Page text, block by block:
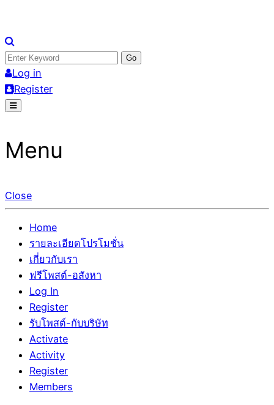
Skip
to
content
อสังหาโพสต์ รีวิวเยอะ รับจ้างโพสต์ขายบ้าน รับจ้างโพสต์อสัง
หา แตกต่างอย่างตั้งใจ รับรองผล อันดับ1 การโพสต์ขายอสังหา
กับทีมงานบริษัท บ้าน ที่ดิน คอนโด ติดGoogleหน้าแรกได้จริงๆ
ใน 7 วัน
รับจ้างโพสอสังหา ขายบ้าน อสังหาโพสต์ เชื่อถือได้จริง รับ
โพสต์ ที่ดิน กับทีมงานบริษัท ถูกและดีที่สุด ไม่มีค่านายหน้า
ขายได้จริงๆ ช่วยสร้างโอกาสในการขายได้มากกว่า ที่เดียว ที่
กล้าการันตีผลงาน ประสบการณ์กว่า20ปี ทีมงานมืออาชีพ ช่วย
คุณขายบ้านมานาน ตัวจริง
Search
for:Log in
Register
Menu
Close
Home
รายละเอียดโปรโมชั่น
เกี่ยวกับเรา
ฟรีโพสต์-อสังหา
Log In
Register
รับโพสต์-กับบริษัท
Activate
Activity
Register
Members